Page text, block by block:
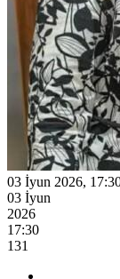
03 İyun 2026,
03 İyun
2026
17:30
131